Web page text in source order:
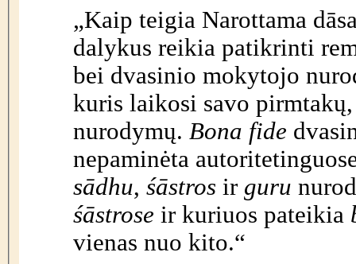
„Kaip teigia Narottama
dalykus reikia patikrinti
bei dvasinio mokytojo
kuris laikosi savo
nurodymų. Bona fide
nepaminėta
sādhu, śāstros ir guru
śāstrose ir kuriuos pateikia
vienas nuo kito.“